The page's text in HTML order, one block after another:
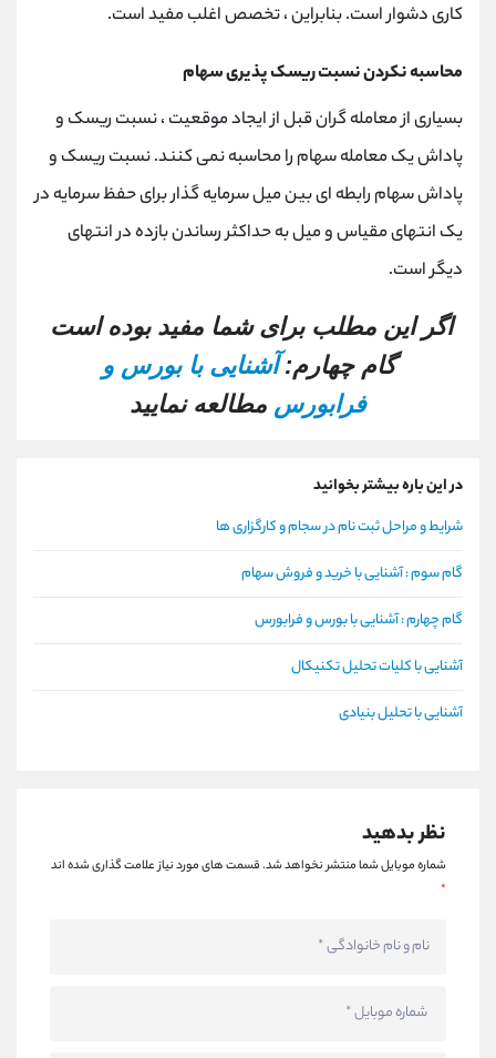
کاری دشوار است. بنابراین ، تخصص اغلب مفید است.
محاسبه نکردن نسبت ریسک پذیری سهام
بسیاری از معامله گران قبل از ایجاد موقعیت ، نسبت ریسک و
پاداش یک معامله سهام را محاسبه نمی کنند. نسبت ریسک و
پاداش سهام رابطه ای بین میل سرمایه گذار برای حفظ سرمایه در
یک انتهای مقیاس و میل به حداکثر رساندن بازده در انتهای
دیگر است.
اگر این مطلب برای شما مفید بوده است
گام چهارم:آشنایی با بورس و
فرابورس مطالعه نمایید
در این باره بیشتر بخوانید
شرایط و مراحل ثبت نام در سجام و کارگزاری ها
گام سوم : آشنایی با خرید و فروش سهام
گام چهارم : آشنایی با بورس و فرابورس
آشنایی با کلیات تحلیل تکنیکال
آشنایی با تحلیل بنیادی
نظر بدهید
شماره موبایل شما منتشر نخواهد شد.قسمت های مورد نیاز علامت گذاری شده اند
*